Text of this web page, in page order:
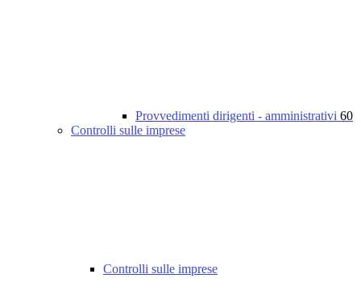
Provvedimenti dirigenti - amministrativi 60
Controlli sulle imprese
Controlli sulle imprese